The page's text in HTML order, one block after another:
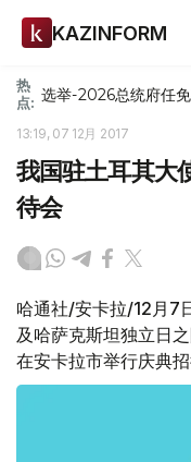
KAZINFORM
热
点: 选举-2026总统府任免
13:19, 07 12月 2017
我国驻土耳其大
待会
哈通社/安卡拉/12月7
及哈萨克斯坦独立日
在安卡拉市举行庆典招